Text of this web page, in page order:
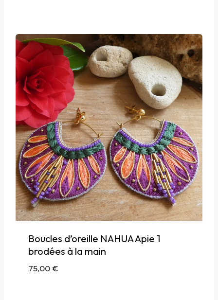
Boucles d’oreille NAHUA Apie 1
brodées à la main
75,00€